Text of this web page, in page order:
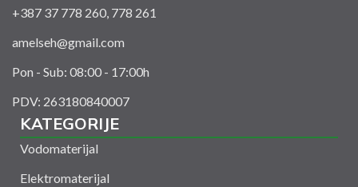
+387 37 778 260, 778 261
amelseh@gmail.com
Pon - Sub: 08:00 - 17:00h
PDV: 263180840007
KATEGORIJE
Vodomaterijal
Elektromaterijal